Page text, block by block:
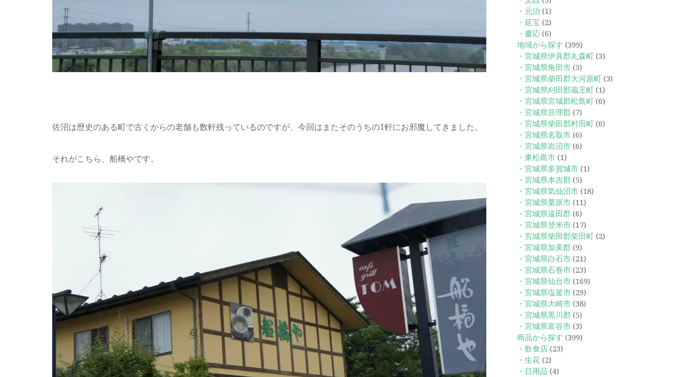
佐沼は歴史のある町で古くからの老舗も数軒残っているのですが、今回はまたそのうちの1軒にお邪魔してきました。
それがこちら、船橋やです。
・元治(1)
・延宝 (2)
・慶応(6)
地域から探す (399)
・宮城県伊具郡丸森町(3)
・宮城県角田市(3)
・宮城県柴田郡大河原町(3)
・宮城県刈田郡蔵王町(1)
・宮城県宮城郡松島町(6)
・宮城県亘理郡 (7)
・宮城県柴田郡村田町(6)
・宮城県名取市(6)
・宮城県岩沼市(6)
・東松島市(1)
・宮城県多賀城市(1)
・宮城県本吉郡 (5)
・宮城県気仙沼市(18)
・宮城県栗原市(11)
・宮城県遠田郡 (6)
・宮城県登米市(17)
・宮城県柴田郡柴田町(2)
・宮城県加美郡 (9)
・宮城県白石市(21)
・宮城県石巻市(23)
・宮城県仙台市(169)
・宮城県塩釜市(29)
・宮城県大崎市(38)
・宮城県黒川郡 (5)
・宮城県富谷市(3)
商品から探す (399)
・飲食店(23)
・生花(2)
・日用品 (4)